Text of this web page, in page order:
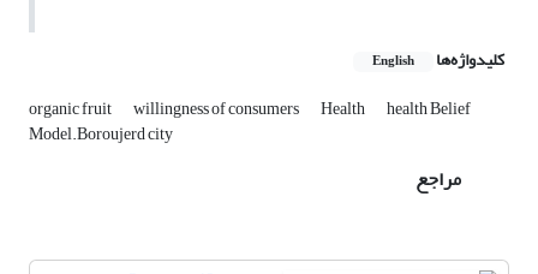
کلیدواژه‌ها English
organic fruit willingness of consumers Health health Belief
Model.Boroujerd city
مراجع